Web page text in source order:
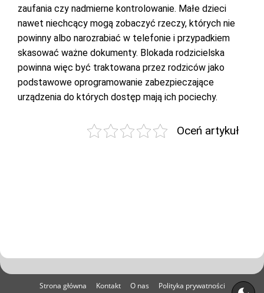
zaufania czy nadmierne kontrolowanie. Małe dzieci
nawet niechcący mogą zobaczyć rzeczy, których nie
powinny albo narozrabiać w telefonie i przypadkiem
skasować ważne dokumenty. Blokada rodzicielska
powinna więc być traktowana przez rodziców jako
podstawowe oprogramowanie zabezpieczające
urządzenia do których dostęp mają ich pociechy.
Oceń artykuł
Strona główna Kontakt O nas Polityka prywatności